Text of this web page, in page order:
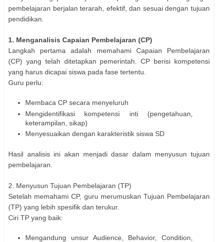
pembelajaran berjalan terarah, efektif, dan sesuai dengan tujuan
pendidikan.
1. Menganalisis Capaian Pembelajaran (CP)
Langkah pertama adalah memahami Capaian Pembelajaran
(CP) yang telah ditetapkan pemerintah. CP berisi kompetensi
yang harus dicapai siswa pada fase tertentu.
Guru perlu:
Membaca CP secara menyeluruh
Mengidentifikasi kompetensi inti (pengetahuan,
keterampilan, sikap)
Menyesuaikan dengan karakteristik siswa SD
Hasil analisis ini akan menjadi dasar dalam menyusun tujuan
pembelajaran.
2. Menyusun Tujuan Pembelajaran (TP)
Setelah memahami CP, guru merumuskan Tujuan Pembelajaran
(TP) yang lebih spesifik dan terukur.
Ciri TP yang baik:
Mengandung unsur Audience, Behavior, Condition,